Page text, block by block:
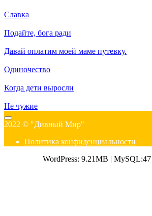
Славка
Подайте, бога ради
Давай оплатим моей маме путевку.
Одиночество
Когда дети выросли
Не чужие
2022 © "Дивный Мир"
Политика конфиденциальности
WordPress: 9.21MB | MySQL:47